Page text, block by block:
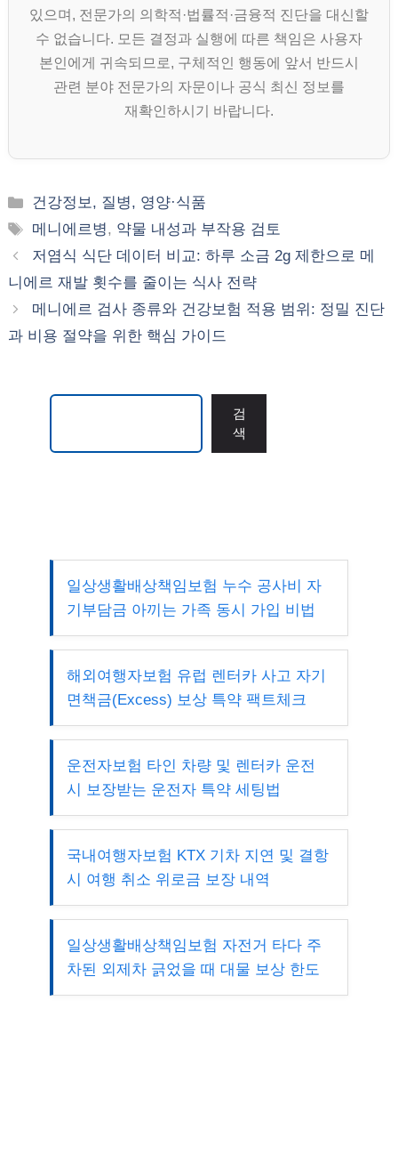
있으며, 전문가의 의학적·법률적·금융적 진단을 대신할
수 없습니다. 모든 결정과 실행에 따른 책임은 사용자
본인에게 귀속되므로, 구체적인 행동에 앞서 반드시
관련 분야 전문가의 자문이나 공식 최신 정보를
재확인하시기 바랍니다.
카
테
리
건강정보, 질병, 영양·식품
태
그
메니에르병, 약물 내성과 부작용 검토
저염식 식단 데이터 비교: 하루 소금 2g 제한으로 메
니에르 재발 횟수를 줄이는 식사 전략
메니에르 검사 종류와 건강보험 적용 범위: 정밀 진단
과 비용 절약을 위한 핵심 가이드
검
색
일상생활배상책임보험 누수 공사비 자
기부담금 아끼는 가족 동시 가입 비법
해외여행자보험 유럽 렌터카 사고 자기
면책금(Excess) 보상 특약 팩트체크
운전자보험 타인 차량 및 렌터카 운전
시 보장받는 운전자 특약 세팅법
국내여행자보험 KTX 기차 지연 및 결항
시 여행 취소 위로금 보장 내역
일상생활배상책임보험 자전거 타다 주
차된 외제차 긁었을 때 대물 보상 한도